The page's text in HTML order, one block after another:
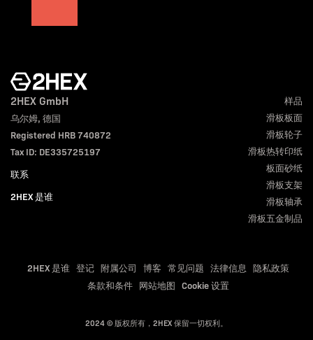
2HEX GmbH
乌尔姆, 德国
Registered HRB 740872
Tax ID: DE335725197
联系
2HEX 是谁
样品
滑板板面
滑板轮子
滑板热转印纸
板面砂纸
滑板支架
滑板轴承
滑板五金制品
2HEX 是谁 登记 附属公司 博客 常见问题 法律信息
隐私政策
条款和条件
网站地图 Cookie 设置
2024 © 版权所有，2HEX 保留一切权利。